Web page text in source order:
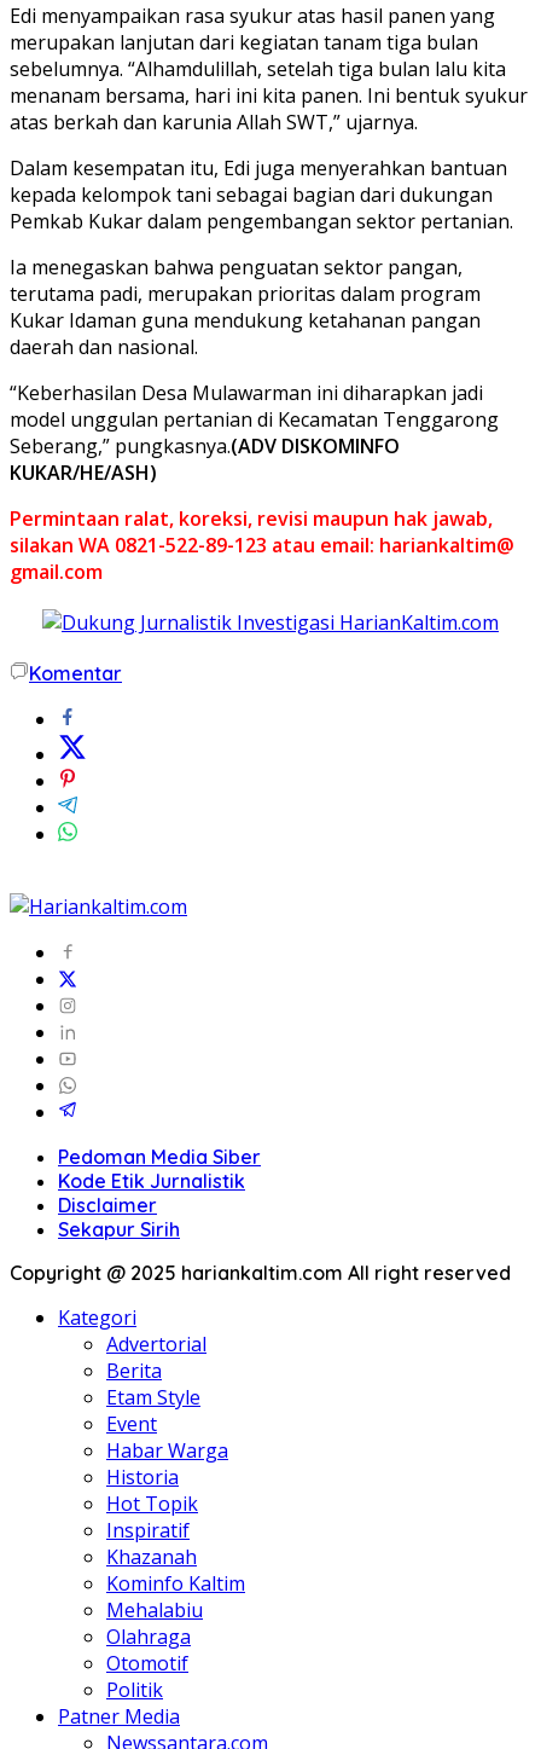
Edi menyampaikan rasa syukur atas hasil panen yang
merupakan lanjutan dari kegiatan tanam tiga bulan
sebelumnya. “Alhamdulillah, setelah tiga bulan lalu kita
menanam bersama, hari ini kita panen. Ini bentuk syukur
atas berkah dan karunia Allah SWT,” ujarnya.
Dalam kesempatan itu, Edi juga menyerahkan bantuan
kepada kelompok tani sebagai bagian dari dukungan
Pemkab Kukar dalam pengembangan sektor pertanian.
Ia menegaskan bahwa penguatan sektor pangan,
terutama padi, merupakan prioritas dalam program
Kukar Idaman guna mendukung ketahanan pangan
daerah dan nasional.
“Keberhasilan Desa Mulawarman ini diharapkan jadi
model unggulan pertanian di Kecamatan Tenggarong
Seberang,” pungkasnya.(ADV DISKOMINFO
KUKAR/HE/ASH)
Permintaan ralat, koreksi, revisi maupun hak jawab,
silakan WA 0821-522-89-123 atau email: hariankaltim@
gmail.com
Komentar
Pedoman Media Siber
Kode Etik Jurnalistik
Disclaimer
Sekapur Sirih
Copyright @ 2025 hariankaltim.com All right reserved
Kategori
Advertorial
Berita
Etam Style
Event
Habar Warga
Historia
Hot Topik
Inspiratif
Khazanah
Kominfo Kaltim
Mehalabiu
Olahraga
Otomotif
Politik
Patner Media
Newssantara.com